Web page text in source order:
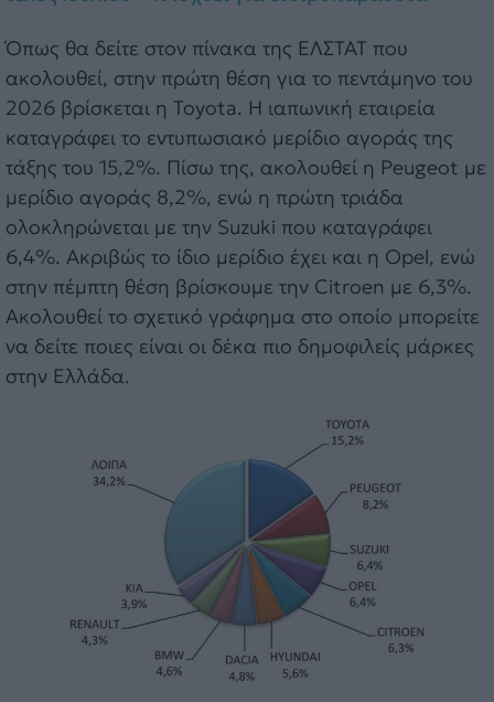
Όπως θα δείτε στον πίνακα της ΕΛΣΤΑΤ που
ακολουθεί, στην πρώτη θέση για το πεντάμηνο του
2026 βρίσκεται η Toyota. Η ιαπωνική εταιρεία
καταγράφει το εντυπωσιακό μερίδιο αγοράς της
τάξης του 15,2%. Πίσω της, ακολουθεί η Peugeot με
μερίδιο αγοράς 8,2%, ενώ η πρώτη τριάδα
ολοκληρώνεται με την Suzuki που καταγράφει
6,4%. Ακριβώς το ίδιο μερίδιο έχει και η Opel, ενώ
στην πέμπτη θέση βρίσκουμε την Citroen με 6,3%.
Ακολουθεί το σχετικό γράφημα στο οποίο μπορείτε
να δείτε ποιες είναι οι δέκα πιο δημοφιλείς μάρκες
στην Ελλάδα.